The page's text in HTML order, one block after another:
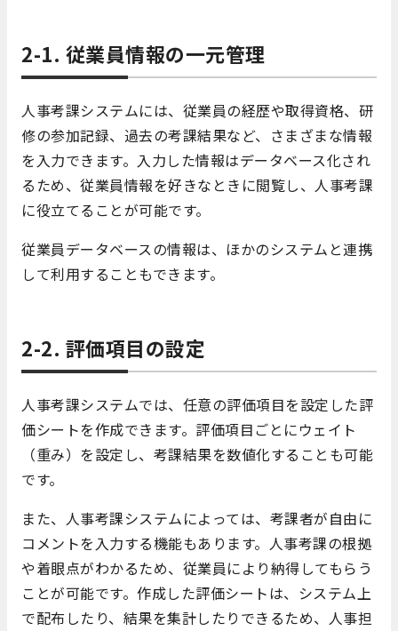
2-1. 従業員情報の一元管理
人事考課システムには、従業員の経歴や取得資格、研
修の参加記録、過去の考課結果など、さまざまな情報
を入力できます。入力した情報はデータベース化され
るため、従業員情報を好きなときに閲覧し、人事考課
に役立てることが可能です。
従業員データベースの情報は、ほかのシステムと連携
して利用することもできます。
2-2. 評価項目の設定
人事考課システムでは、任意の評価項目を設定した評
価シートを作成できます。評価項目ごとにウェイト
（重み）を設定し、考課結果を数値化することも可能
です。
また、人事考課システムによっては、考課者が自由に
コメントを入力する機能もあります。人事考課の根拠
や着眼点がわかるため、従業員により納得してもらう
ことが可能です。作成した評価シートは、システム上
で配布したり、結果を集計したりできるため、人事担